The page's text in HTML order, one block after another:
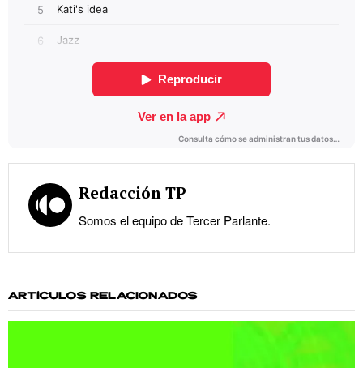
Redacción TP
Somos el equipo de Tercer Parlante.
ARTÍCULOS RELACIONADOS